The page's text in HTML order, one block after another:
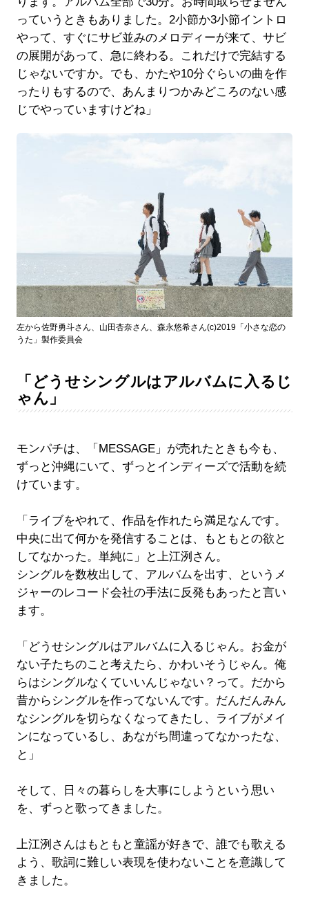
っていうときもありました。2小節か3小節イントロ
やって、すぐにサビ並みのメロディーが来て、サビ
の展開があって、急に終わる。これだけで完結する
じゃないですか。でも、かたや10分ぐらいの曲を作
ったりもするので、あんまりつかみどころのない感
じでやっていますけどね」
左から佐野勇斗さん、山田杏奈さん、森永悠希さん(c)2019「小さな恋の
うた」製作委員会
「どうせシングルはアルバムに入るじ
ゃん」
モンパチは、「MESSAGE」が売れたときも今も、
ずっと沖縄にいて、ずっとインディーズで活動を続
けています。
「ライブをやれて、作品を作れたら満足なんです。
中央に出て何かを発信することは、もともとの欲と
してなかった。単純に」と上江洌さん。
シングルを数枚出して、アルバムを出す、というメ
ジャーのレコード会社の手法に反発もあったと言い
ます。
「どうせシングルはアルバムに入るじゃん。お金が
ない子たちのこと考えたら、かわいそうじゃん。俺
らはシングルなくていいんじゃない？って。だから
昔からシングルを作ってないんです。だんだんみん
なシングルを切らなくなってきたし、ライブがメイ
ンになっているし、あながち間違ってなかったな、
と」
そして、日々の暮らしを大事にしようという思い
を、ずっと歌ってきました。
上江洌さんはもともと童謡が好きで、誰でも歌える
よう、歌詞に難しい表現を使わないことを意識して
きました。